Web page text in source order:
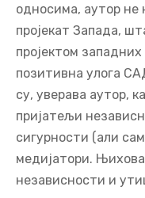
односима, аутор не
пројекат Запада,
пројектом
позитивна улога
су, уверава аутор,
пријатељи
сигурности (али
медијатори. Њихова
независности и